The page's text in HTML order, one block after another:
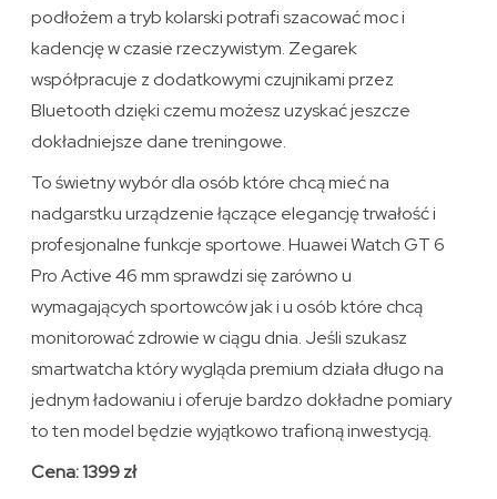
podłożem a tryb kolarski potrafi szacować moc i
kadencję w czasie rzeczywistym. Zegarek
współpracuje z dodatkowymi czujnikami przez
Bluetooth dzięki czemu możesz uzyskać jeszcze
dokładniejsze dane treningowe.
To świetny wybór dla osób które chcą mieć na
nadgarstku urządzenie łączące elegancję trwałość i
profesjonalne funkcje sportowe. Huawei Watch GT 6
Pro Active 46 mm sprawdzi się zarówno u
wymagających sportowców jak i u osób które chcą
monitorować zdrowie w ciągu dnia. Jeśli szukasz
smartwatcha który wygląda premium działa długo na
jednym ładowaniu i oferuje bardzo dokładne pomiary
to ten model będzie wyjątkowo trafioną inwestycją.
Cena: 1399 zł